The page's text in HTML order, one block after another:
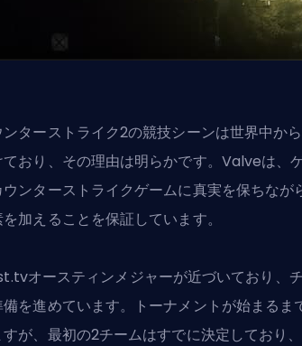
ターストライク2の競技シーンは世界中か
ており、その理由は明らかです。Valveは、
ンターストライクゲームに真実を保ちなが
加えることを保証しています。
オースティンメジャーが近づいており、
を進めています。トーナメントが始まるま
が、最初の2チームはすでに決定しており